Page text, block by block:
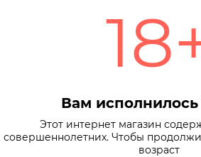
Вам исполнилось
Этот интернет магазин
совершеннолетних. Чтобы
возраст